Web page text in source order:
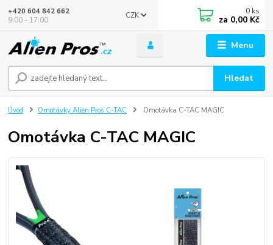
Menu
CZK
Hledat
+420 604 842 662
9:00 - 17:00
0 ks
za 0,00 Kč
Úvod Omotávky Alien Pros C-TAC Omotávka C-TAC MAGIC
Omotávka C-TAC MAGIC